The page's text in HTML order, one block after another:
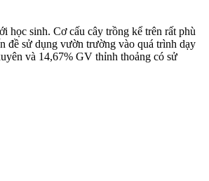
học sinh. Cơ cấu cây trồng kể trên rất phù
đề sử dụng vườn trường vào quá trình dạy
và 14,67% GV thỉnh thoảng có sử